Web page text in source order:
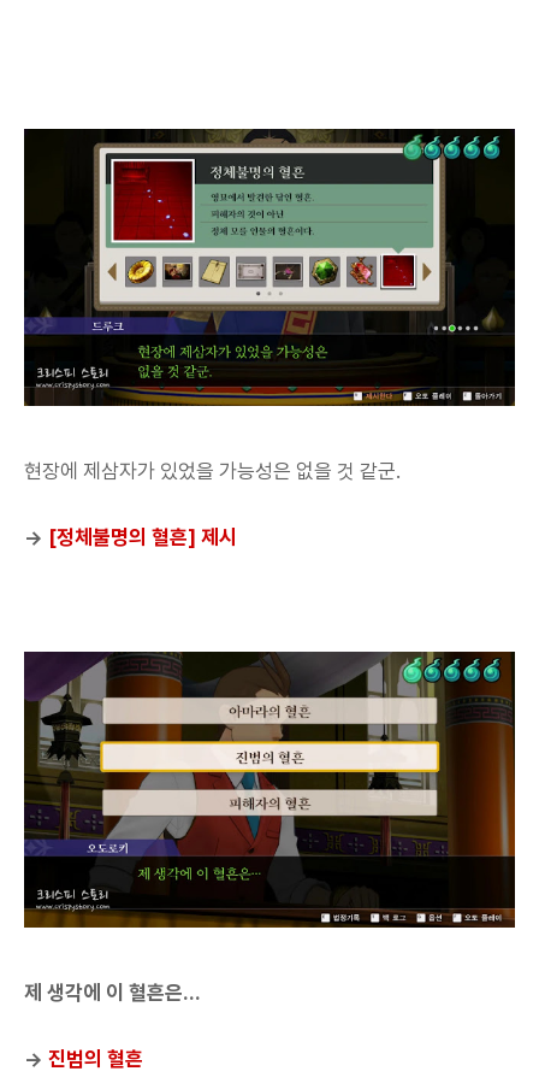
현장에 제삼자가 있었을 가능성은 없을 것 같군.
→ [정체불명의 혈흔] 제시
제 생각에 이 혈흔은...
→ 진범의 혈흔